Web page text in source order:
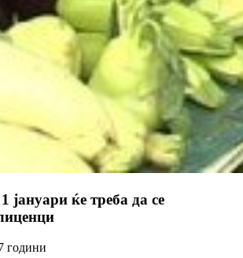
јануари ќе треба да се
години